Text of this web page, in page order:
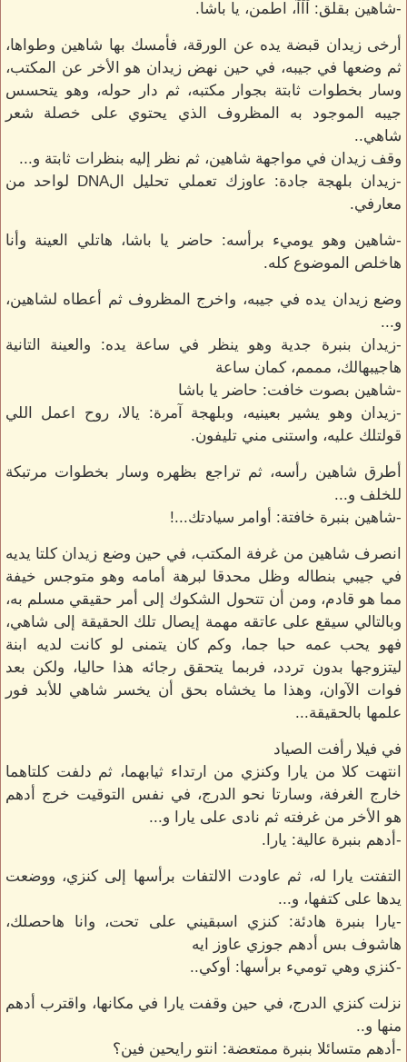
-شاهين بقلق: آآآ، اطمن، يا باشا.
أرخى زيدان قبضة يده عن الورقة، فأمسك بها شاهين وطواها،
ثم وضعها في جيبه، في حين نهض زيدان هو الأخر عن المكتب،
وسار بخطوات ثابتة بجوار مكتبه، ثم دار حوله، وهو يتحسس
جيبه الموجود به المظروف الذي يحتوي على خصلة شعر
شاهي..
وقف زيدان في مواجهة شاهين، ثم نظر إليه بنظرات ثابتة و...
-زيدان بلهجة جادة: عاوزك تعملي تحليل الDNA لواحد من
معارفي.
-شاهين وهو يوميء برأسه: حاضر يا باشا، هاتلي العينة وأنا
هاخلص الموضوع كله.
وضع زيدان يده في جيبه، واخرج المظروف ثم أعطاه لشاهين،
و...
-زيدان بنبرة جدية وهو ينظر في ساعة يده: والعينة التانية
هاجيبهالك، مممم، كمان ساعة
-شاهين بصوت خافت: حاضر يا باشا
-زيدان وهو يشير بعينيه، وبلهجة آمرة: يالا، روح اعمل اللي
قولتلك عليه، واستنى مني تليفون.
أطرق شاهين رأسه، ثم تراجع بظهره وسار بخطوات مرتبكة
للخلف و...
-شاهين بنبرة خافتة: أوامر سيادتك...!
انصرف شاهين من غرفة المكتب، في حين وضع زيدان كلتا يديه
في جيبي بنطاله وظل محدقا لبرهة أمامه وهو متوجس خيفة
مما هو قادم، ومن أن تتحول الشكوك إلى أمر حقيقي مسلم به،
وبالتالي سيقع على عاتقه مهمة إيصال تلك الحقيقة إلى شاهي،
فهو يحب عمه حبا جما، وكم كان يتمنى لو كانت لديه ابنة
ليتزوجها بدون تردد، فربما يتحقق رجائه هذا حاليا، ولكن بعد
فوات الآوان، وهذا ما يخشاه بحق أن يخسر شاهي للأبد فور
علمها بالحقيقة...
في فيلا رأفت الصياد
انتهت كلا من يارا وكنزي من ارتداء ثيابهما، ثم دلفت كلتاهما
خارج الغرفة، وسارتا نحو الدرج، في نفس التوقيت خرج أدهم
هو الأخر من غرفته ثم نادى على يارا و...
-أدهم بنبرة عالية: يارا.
التفتت يارا له، ثم عاودت الالتفات برأسها إلى كنزي، ووضعت
يدها على كتفها، و...
-يارا بنبرة هادئة: كنزي اسبقيني على تحت، وانا هاحصلك،
هاشوف بس أدهم جوزي عاوز ايه
-كنزي وهي توميء برأسها: أوكي..
نزلت كنزي الدرج، في حين وقفت يارا في مكانها، واقترب أدهم
منها و..
-أدهم متسائلا بنبرة ممتعضة: انتو رايحين فين؟